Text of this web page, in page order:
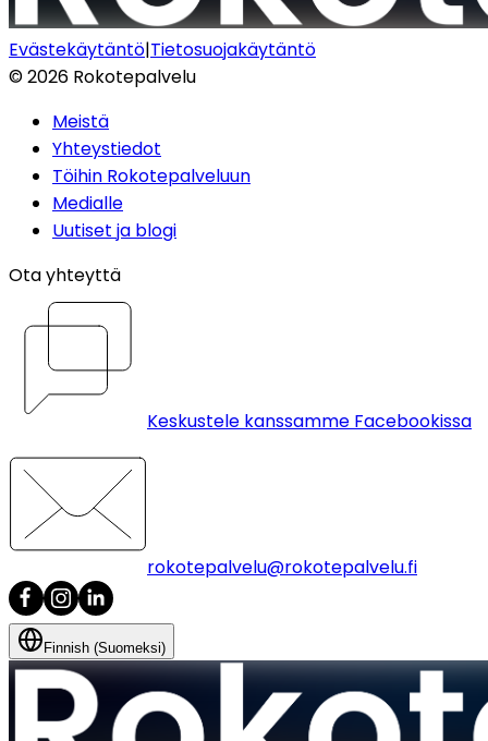
Evästekäytäntö|Tietosuojakäytäntö
©2026 Rokotepalvelu
Meistä
Yhteystiedot
Töihin Rokotepalveluun
Medialle
Uutiset ja blogi
Ota yhteyttä
Keskustele kanssamme Facebookissa
rokotepalvelu@rokotepalvelu.fi
Finnish (Suomeksi)